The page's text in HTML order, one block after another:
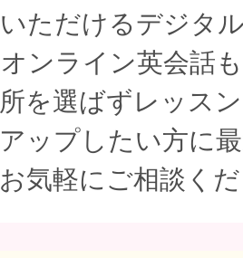
ただけるデジタ
ンライン英会話
を選ばずレッス
ップしたい方に
気軽にご相談く